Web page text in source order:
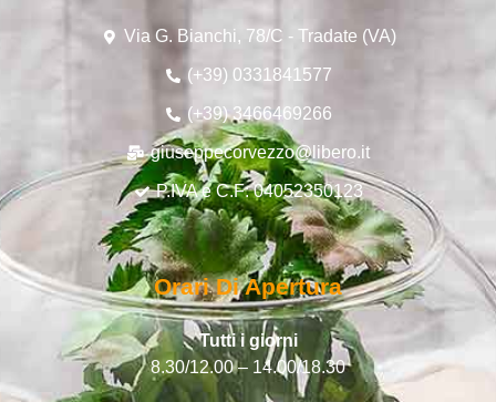
Via G. Bianchi, 78/C - Tradate (VA)
(+39) 0331841577
(+39) 3466469266
giuseppecorvezzo@libero.it
P.IVA e C.F: 04052350123
Orari Di Apertura
Tutti i giorni
8.30/12.00 – 14.00/18.30